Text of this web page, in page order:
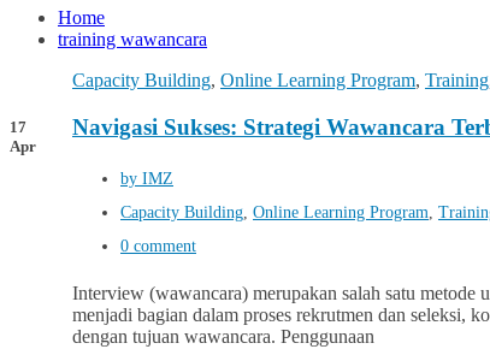
Home
training wawancara
17
Apr
Capacity Building, Online Learning Program, Training
Navigasi Sukses: Strategi Wawancara
by IMZ
Capacity Building, Online Learning Program,
0 comment
Interview (wawancara) merupakan salah satu
menjadi bagian dalam proses rekrutmen dan seleksi,
dengan tujuan wawancara. Penggunaan